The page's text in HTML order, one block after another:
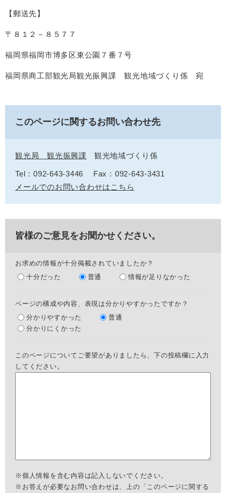
【郵送先】
〒８１２－８５７７
福岡県福岡市博多区東公園７番７号
福岡県商工部観光局観光振興課 観光地域づくり係 宛
このページに関するお問い合わせ先
観光局 観光振興課 観光地域づくり係
Tel：092-643-3446
Fax：092-643-3431
メールでのお問い合わせはこちら
皆様のご意見をお聞かせください。
お求めの情報が十分掲載されていましたか？
十分だった
普通 情報が足りなかった
ページの構成や内容、表現は分かりやすかったですか？
分かりやすかった
普通
分かりにくかった
このページについてご要望がありましたら、下の投稿欄に入力
してください。
※個人情報を含む内容は記入しないでください。
※お答えが必要なお問い合わせは、上の「このページに関する